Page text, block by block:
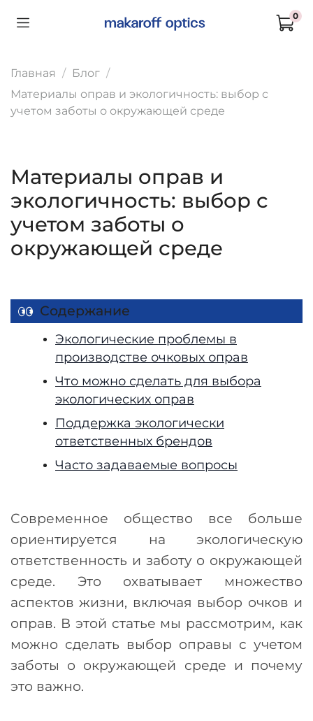
0
Главная
Блог
Материалы оправ и экологичность: выбор с
учетом заботы о окружающей среде
Материалы оправ и
экологичность: выбор с
учетом заботы о
окружающей среде
Содержание
Экологические проблемы в
производстве очковых оправ
Что можно сделать для выбора
экологических оправ
Поддержка экологически
ответственных брендов
Часто задаваемые вопросы
Современное общество все больше
ориентируется на экологическую
ответственность и заботу о окружающей
среде. Это охватывает множество
аспектов жизни, включая выбор очков и
оправ. В этой статье мы рассмотрим, как
можно сделать выбор оправы с учетом
заботы о окружающей среде и почему
это важно.